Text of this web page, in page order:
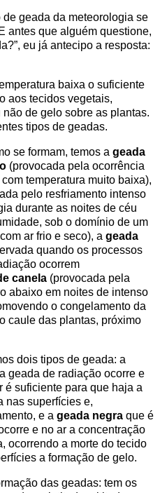
geada da meteorologia se
antes que alguém questione,
eu já antecipo a resposta:
baixa o suficiente
aos tecidos vegetais,
de gelo sobre as plantas.
tipos de geadas.
se formam, temos a geada
(provocada pela ocorrência
temperatura muito baixa),
pelo resfriamento intenso
durante as noites de céu
sob o domínio de um
ar frio e seco), a geada
quando os processos
ocorrem
canela (provocada pela
abaixo em noites de intenso
o congelamento da
caule das plantas, próximo
dois tipos de geada: a
geada de radiação ocorre e
é suficiente para que haja a
nas superfícies e,
e a geada negra que é
e no ar a concentração
ocorrendo a morte do tecido
a formação de gelo.
das geadas: tem os